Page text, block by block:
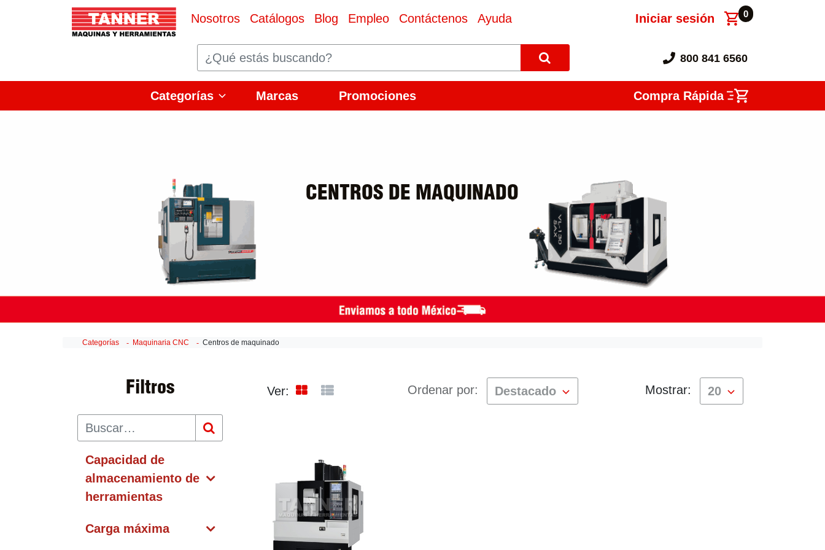
Nosotros Catálogos Blog Empleo Contáctenos Ayuda Iniciar sesión 0
800 841 6560
Categorías Marcas Promociones Compra Rápida
CENTROS DE MAQUINADO
Categorías Maquinaria CNC Centros de maquinado
Filtros
Capacidad de
almacenamiento de
herramientas
Carga máxima
Ordenar por: Destacado
Ver: Mostrar: 20